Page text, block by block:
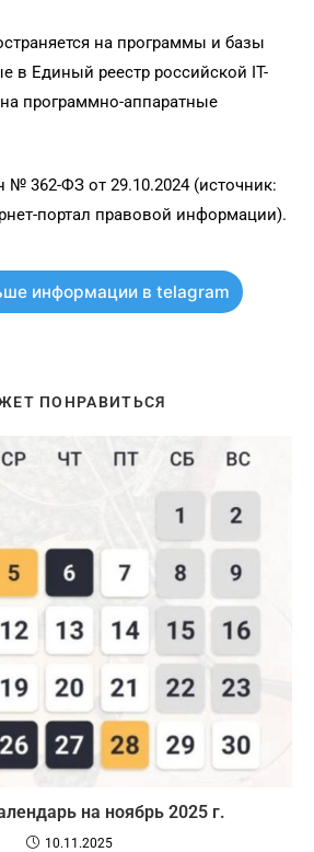
на программы и базы
в Единый реестр российской IT-
программно-аппаратные
362-ФЗ от 29.10.2024 (источник:
портал правовой информации).
информации в telagram
ПОНРАВИТЬСЯ
на ноябрь 2025 г.
10.11.2025